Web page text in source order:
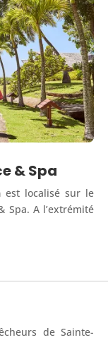
& Spa
est localisé sur le
Spa. A l’extrémité
de Sainte-